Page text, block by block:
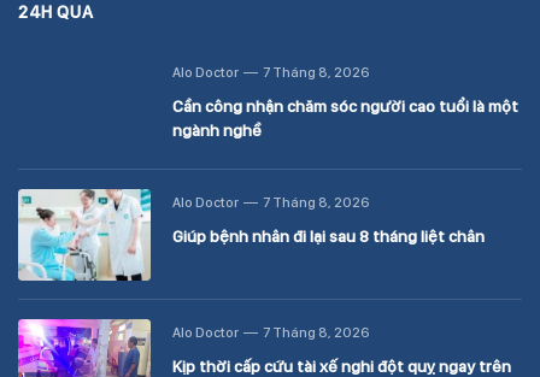
24H QUA
Alo Doctor 7 Tháng 8, 2026
Cần công nhận chăm sóc người cao tuổi là một
ngành nghề
Alo Doctor 7 Tháng 8, 2026
Giúp bệnh nhân đi lại sau 8 tháng liệt chân
Alo Doctor 7 Tháng 8, 2026
Kịp thời cấp cứu tài xế nghi đột quỵ ngay trên